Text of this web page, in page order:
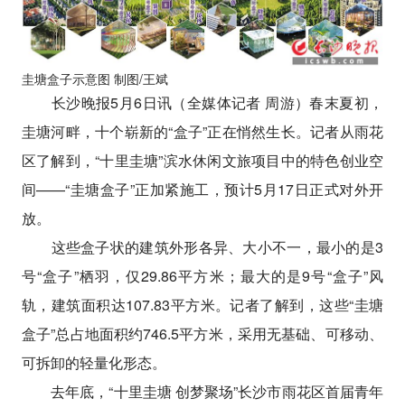
圭塘盒子示意图 制图/王斌
长沙晚报5月6日讯（全媒体记者 周游）春末夏初，
圭塘河畔，十个崭新的“盒子”正在悄然生长。记者从雨花
区了解到，“十里圭塘”滨水休闲文旅项目中的特色创业空
间——“圭塘盒子”正加紧施工，预计5月17日正式对外开
放。
这些盒子状的建筑外形各异、大小不一，最小的是3
号“盒子”栖羽，仅29.86平方米；最大的是9号“盒子”风
轨，建筑面积达107.83平方米。记者了解到，这些“圭塘
盒子”总占地面积约746.5平方米，采用无基础、可移动、
可拆卸的轻量化形态。
去年底，“十里圭塘 创梦聚场”长沙市雨花区首届青年